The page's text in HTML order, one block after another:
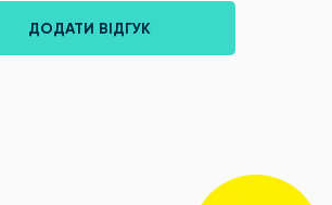
ДОДАТИ ВІДГУК